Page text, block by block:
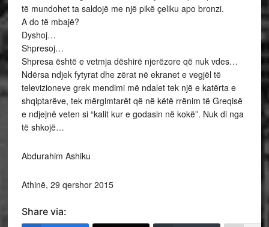
të mundohet ta saldojë me një pikë çeliku apo bronzi.
A do të mbajë?
Dyshoj…
Shpresoj…
Shpresa është e vetmja dëshirë njerëzore që nuk vdes…
Ndërsa ndjek fytyrat dhe zërat në ekranet e vegjël të
televizioneve grek mendimi më ndalet tek një e katërta e
shqiptarëve, tek mërgimtarët që në këtë rrënim të Greqisë
e ndjejnë veten si “kalit kur e godasin në kokë”. Nuk di nga
të shkojë…
Abdurahim Ashiku
Athinë, 29 qershor 2015
Share via: